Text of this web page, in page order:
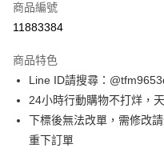
信用卡分期付款
合作金庫商業銀行
華南商業銀行
上海商業儲蓄銀行
國泰世華商業銀行
臺灣中小企業銀行
超商取貨付款
LINE Pay
Apple Pay
商品編號
11883384
商品特色
Line ID請搜尋：
24小時行動購物不打烊，
下標後無法改單，需修改
重下訂單